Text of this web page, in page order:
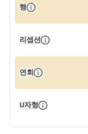
행
리셉션
연회
U자형